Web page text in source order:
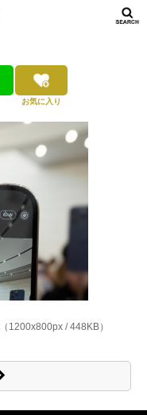
お気に入り
（1200x800px / 448KB）